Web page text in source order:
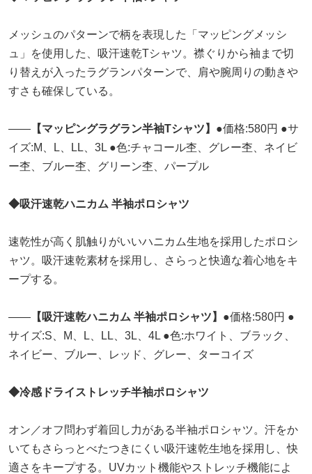
メッシュのパターンで柄を表現した「マッピングメッシ
ュ」を使用した、吸汗速乾Tシャツ。襟ぐりから袖まで切
り替えが入ったラグランパターンで、肩や腕周りの動きや
すさも確保している。
―― 【マッピングラグラン半袖Tシャツ】 ●価格:580円 ●サ
イズ:M、L、LL、3L ●色:チャコール杢、グレー杢、ネイビ
ー杢、ブルー杢、グリーン杢、パープル
◆吸汗速乾ハニカム 半袖ポロシャツ
速乾性が高く肌触りがいいハニカム生地を採用したポロシ
ャツ。吸汗速乾素材を採用し、さらっと快適な着心地をキ
ープする。
―― 【吸汗速乾ハニカム 半袖ポロシャツ】 ●価格:580円 ●
サイズ:S、M、L、LL、3L、4L ●色:ホワイト、ブラック、
ネイビー、ブルー、レッド、グレー、ターコイズ
◆冷感ドライストレッチ半袖ポロシャツ
オン／オフ問わず着回し力がある半袖ポロシャツ。汗をか
いてもさらっとべたつきにくい吸汗速乾生地を採用し、快
適さをキープする。UVカット機能やストレッチ機能によ